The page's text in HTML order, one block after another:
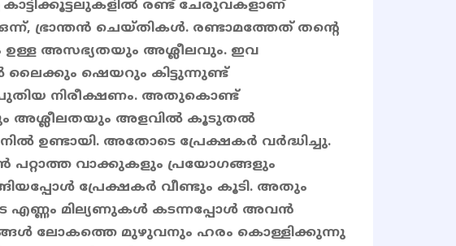
കാട്ടിക്കൂട്ടലുകളിൽ രണ്ട് ചേരുവകളാണ്
ഭ്രാന്തൻ ചെയ്തികൾ. രണ്ടാമത്തേത് തന്റെ
ഉള്ള അസഭ്യതയും അശ്ലീലവും. ഇവ
ഷെയറും കിട്ടുന്നുണ്ട്
നിരീക്ഷണം. അതുകൊണ്ട്
അശ്ലീലതയും അളവിൽ കൂടുതൽ
ഉണ്ടായി. അതോടെ പ്രേക്ഷകർ വർദ്ധിച്ചു.
പറ്റാത്ത വാക്കുകളും പ്രയോഗങ്ങളും
പ്രേക്ഷകർ വീണ്ടും കൂടി. അതും
എണ്ണം മില്യണുകൾ കടന്നപ്പോൾ അവൻ
ലോകത്തെ മുഴുവനും ഹരം കൊള്ളിക്കുന്നു